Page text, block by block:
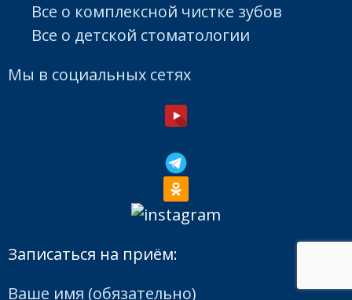
Все о комплексной чистке зубов
Все о детской стоматологии
Мы в социальных сетях
Записаться на приём:
Ваше имя (обязательно)